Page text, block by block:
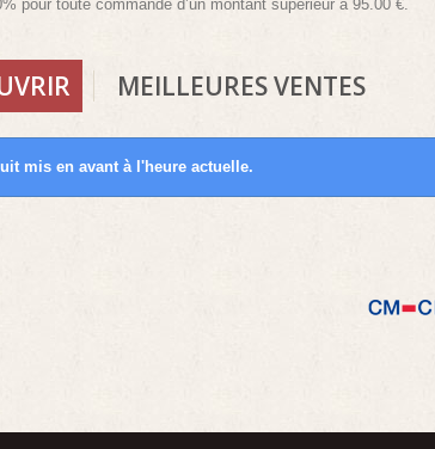
pour toute commande d’un montant supérieur à 95.00 €.
MEILLEURES VENTES
mis en avant à l'heure actuelle.